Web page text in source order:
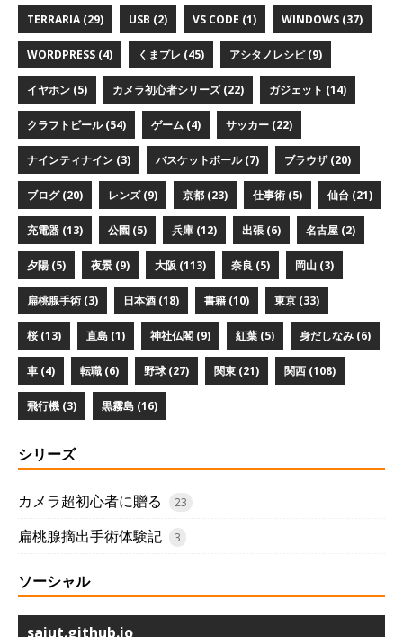
TERRARIA (29) USB (2) VS CODE (1) WINDOWS (37)
WORDPRESS (4) くまプレ (45) アシタノレシピ (9)
イヤホン (5) カメラ初心者シリーズ (22) ガジェット (14)
クラフトビール (54) ゲーム (4) サッカー (22)
ナインティナイン (3) バスケットボール (7) ブラウザ (20)
ブログ (20) レンズ (9) 京都 (23) 仕事術 (5) 仙台 (21)
充電器 (13) 公園 (5) 兵庫 (12) 出張 (6) 名古屋 (2)
夕陽 (5) 夜景 (9) 大阪 (113) 奈良 (5) 岡山 (3)
扁桃腺手術 (3) 日本酒 (18) 書籍 (10) 東京 (33)
桜 (13) 直島 (1) 神社仏閣 (9) 紅葉 (5) 身だしなみ (6)
車 (4) 転職 (6) 野球 (27) 関東 (21) 関西 (108)
飛行機 (3) 黒霧島 (16)
シリーズ
カメラ超初心者に贈る 23
扁桃腺摘出手術体験記 3
ソーシャル
saiut.github.io